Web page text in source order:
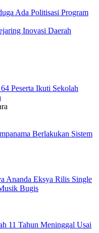
Ada Politisasi Program
Inovasi Daerah
Peserta Ikuti Sekolah
Berlakukan Sistem
Ananda Eksya Rilis Single
Bugis
11 Tahun Meninggal Usai